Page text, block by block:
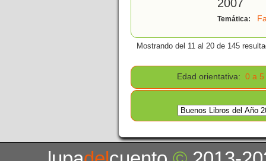
Temática:
Mostrando del 11 al 20 de 145
Edad orientativa: 0 a 5